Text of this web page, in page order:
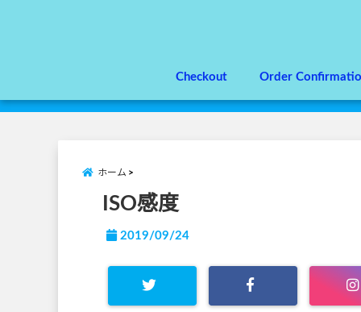
Checkout Order
ホーム
ISO感度
2019/09/24